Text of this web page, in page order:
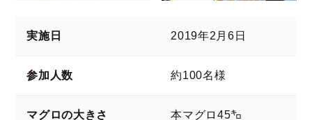
実施日 2019年2月6日
参加人数 約100名様
マグロの大きさ 本マグロ45㌔